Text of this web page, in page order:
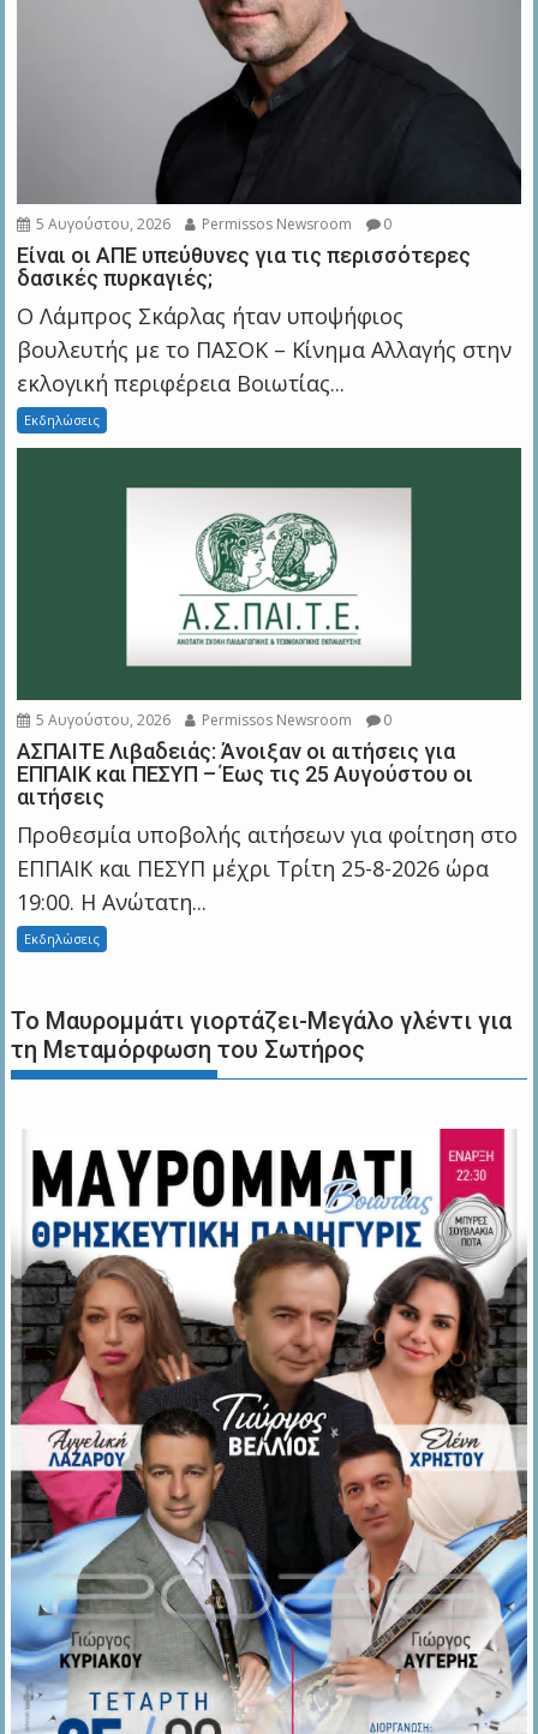
5 Αυγούστου, 2026 Permissos Newsroom 0
Eίναι οι ΑΠΕ υπεύθυνες για τις περισσότερες
δασικές πυρκαγιές;
Ο Λάμπρος Σκάρλας ήταν υποψήφιος
βουλευτής με το ΠΑΣΟΚ – Κίνημα Αλλαγής στην
εκλογική περιφέρεια Βοιωτίας...
Εκδηλώσεις
5 Αυγούστου, 2026 Permissos Newsroom 0
ΑΣΠΑΙΤΕ Λιβαδειάς: Άνοιξαν οι αιτήσεις για
ΕΠΠΑΙΚ και ΠΕΣΥΠ – Έως τις 25 Αυγούστου οι
αιτήσεις
Προθεσμία υποβολής αιτήσεων για φοίτηση στο
ΕΠΠΑΙΚ και ΠΕΣΥΠ μέχρι Τρίτη 25-8-2026 ώρα
19:00. Η Ανώτατη...
Εκδηλώσεις
Το Μαυρομμάτι γιορτάζει-Μεγάλο γλέντι για
τη Μεταμόρφωση του Σωτήρος